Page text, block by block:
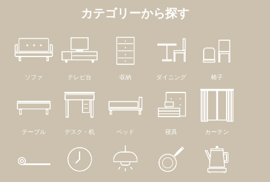
カテゴリーから探す
ソファ テレビ台 収納 ダイニング 椅子
テーブル デスク・机 ベッド 寝具 カーテン